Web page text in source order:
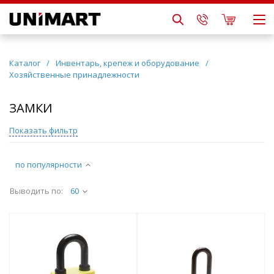
Каталог / Инвентарь, крепеж и оборудование
/
Хозяйственные принадлежности
ЗАМКИ
по популярности
Выводить по: 60
Показать фильтр